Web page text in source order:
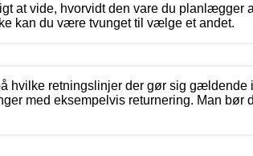
at vide, hvorvidt den vare du planlægger
kan du være tvunget til vælge et andet.
hvilke retningslinjer der gør sig gældende
med eksempelvis returnering. Man bør